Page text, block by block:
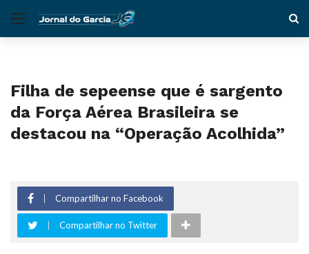
Filha de sepeense que é sargento
da Força Aérea Brasileira se
destacou na “Operação Acolhida”
Compartilhar no Facebook
Compartilhar no Twitter